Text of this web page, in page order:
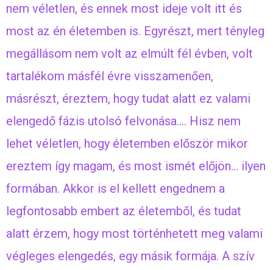
nem véletlen, és ennek most ideje volt itt és
most az én életemben is. Egyrészt, mert tényleg
megállásom nem volt az elmúlt fél évben, volt
tartalékom másfél évre visszamenően,
másrészt, éreztem, hogy tudat alatt ez valami
elengedő fázis utolsó felvonása…. Hisz nem
lehet véletlen, hogy életemben először mikor
ereztem így magam, és most ismét előjön… ilyen
formában. Akkor is el kellett engednem a
legfontosabb embert az életemből, és tudat
alatt érzem, hogy most történhetett meg valami
végleges elengedés, egy másik formája. A szív